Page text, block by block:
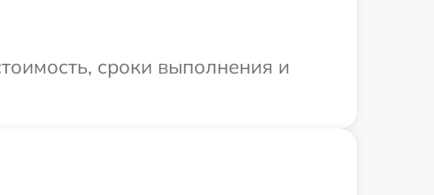
сроки выполнения и